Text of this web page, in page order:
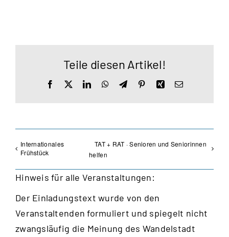
Teile diesen Artikel!
Facebook LinkedInWhatsApp
TelegramPinterestXingE-
Internationales
Frühstück
TAT + RAT · Senioren und Seniorinnen
helfen
Hinweis für alle Veranstaltungen:
Der Einladungstext wurde von den
Veranstaltenden formuliert und spiegelt nicht
zwangsläufig die Meinung des Wandelstadt